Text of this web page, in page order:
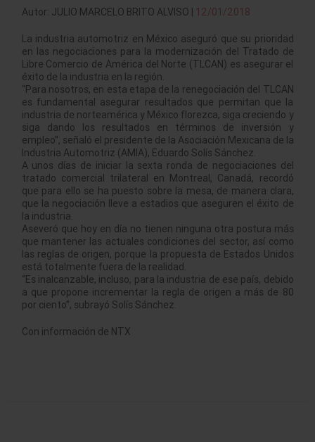
Autor: JULIO MARCELO BRITO ALVISO | 12/01/2018
La industria automotriz en México aseguró que su prioridad
en las negociaciones para la modernización del Tratado de
Libre Comercio de América del Norte (TLCAN) es asegurar el
éxito de la industria en la región.
“Para nosotros, en esta etapa de la renegociación del TLCAN
es fundamental asegurar resultados que permitan que la
industria de norteamérica y México florezca, siga creciendo y
siga dando los resultados en términos de inversión y
empleo”, señaló el presidente de la Asociación Mexicana de la
Industria Automotriz (AMIA), Eduardo Solís Sánchez.
A unos días de iniciar la sexta ronda de negociaciones del
tratado comercial trilateral en Montreal, Canadá, recordó
que para ello se ha puesto sobre la mesa, de manera clara,
que la negociación lleve a estadios que aseguren el éxito de
la industria.
Aseveró que hoy en día no tienen ninguna otra postura más
que mantener las actuales condiciones del sector, así como
las reglas de origen, porque la propuesta de Estados Unidos
está totalmente fuera de la realidad.
“Es inalcanzable, incluso, para la industria de ese país, debido
a que propone incrementar la regla de origen a más de 80
por ciento”, subrayó Solís Sánchez.
Con información de NTX